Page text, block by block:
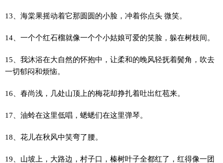
13、海棠果摇动着它那圆圆的小脸，冲着你点头 微笑。
14、一个个红石榴就像一个个小姑娘可爱的笑脸，躲在树枝间。
15、我沐浴在大自然的怀抱中，让柔和的晚风轻抚着鬓角，吹去
一切郁闷和烦恼。
16、春尚浅，几处山顶上的梅花却挣扎着吐出红苞来。
17、油蛉在这里低唱，蟋蟋们在这里弹琴。
18、花儿在秋风中笑弯了腰。
19、山坡上，大路边，村子口，榛树叶子全都红了，红得像一团